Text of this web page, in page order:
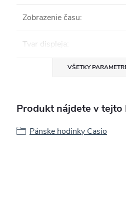
Zobrazenie času:
Tvar displeja:
VŠETKY
Produkt nájdete v tejto
Pánske hodinky Casio